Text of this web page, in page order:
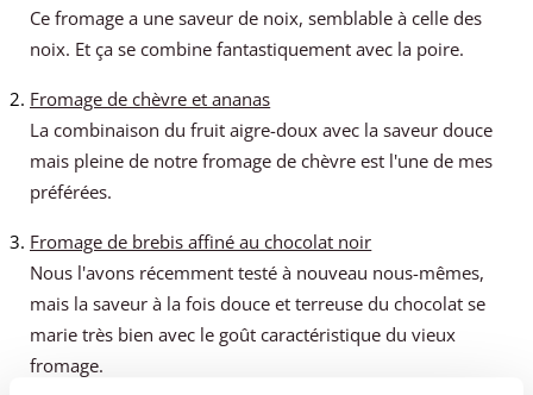
Ce fromage a une saveur de noix, semblable à celle des
noix. Et ça se combine fantastiquement avec la poire.
Fromage de chèvre et ananas
La combinaison du fruit aigre-doux avec la saveur douce
mais pleine de notre fromage de chèvre est l'une de mes
préférées.
Fromage de brebis affiné au chocolat noir
Nous l'avons récemment testé à nouveau nous-mêmes,
mais la saveur à la fois douce et terreuse du chocolat se
marie très bien avec le goût caractéristique du vieux
fromage.